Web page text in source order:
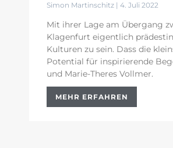
Simon Martinschitz 4. Juli 2022
Mit ihrer Lage am Übergang
Klagenfurt eigentlich
Kulturen zu sein. Dass die
Potential für inspirierende
und Marie-Theres Vollmer.
MEHR ERFAHREN